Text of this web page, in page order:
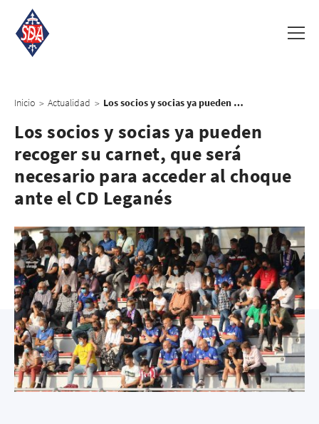
Inicio > Actualidad > Los socios y socias ya pueden recoger su carnet, que será necesario para acceder al choque ante el CD Leganés
Los socios y socias ya pueden
recoger su carnet, que será
necesario para acceder al choque
ante el CD Leganés